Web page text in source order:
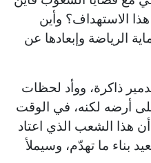
الاستهداف؟ وأين
الرياضة وإبعادها عن
ذاكرة، ووأد لحظات
أرضه لكنه، في الوقت
هذا الشعب الذي اعتاد
بناء ما تهدّم، وسيملأ